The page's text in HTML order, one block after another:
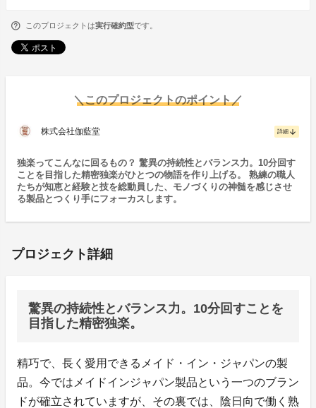
このプロジェクトは実行確約型です。
＼このプロジェクトのポイント／
株式会社伽藍堂 詳細 arrow_downward
独楽ってこんなに回るもの？ 驚異の持続性とバランス力。10分回す
ことを目指した精密独楽がひとつの物語を作り上げる。 熟練の職人
たちが知恵と経験と技を総動員した、モノづくりの神髄を感じさせ
る製品とつくり手にフォーカスします。
プロジェクト詳細
驚異の持続性とバランス力。10分回すことを
目指した精密独楽。
精巧で、長く愛用できるメイド・イン・ジャパンの製
品。今ではメイドインジャパン製品という一つのブラン
ドが確立されていますが、その裏では、陰日向で働く熟